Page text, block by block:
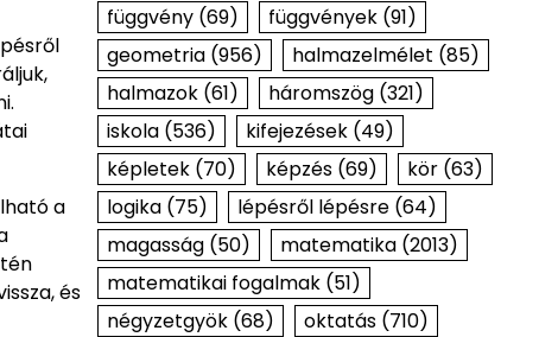
a
és
függvény(69) függvények(91)
geometria(956) halmazelmélet (85)
halmazok(61) háromszög(321)
iskola(536) kifejezések(49)
képletek(70) képzés(69) kör(63)
logika(75) lépésről lépésre(64)
magasság(50) matematika(2013)
matematikai fogalmak(51)
négyzetgyök(68) oktatás(710)